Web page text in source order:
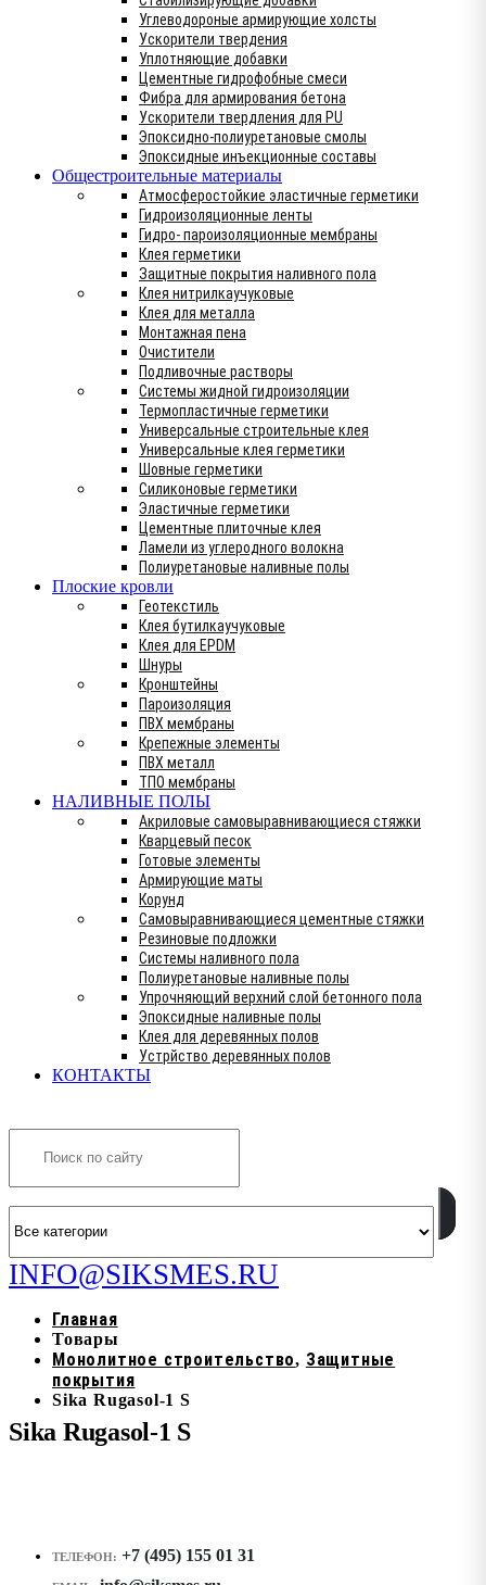
Углеводороные армирующие холсты
Ускорители твердения
Уплотняющие добавки
Цементные гидрофобные смеси
Фибра для армирования бетона
Ускорители твердления для PU
Эпоксидно-полиуретановые смолы
Эпоксидные инъекционные составы
Общестроительные материалы
Атмосферостойкие эластичные герметики
Гидроизоляционные ленты
Гидро- пароизоляционные мембраны
Клея герметики
Защитные покрытия наливного пола
Клея нитрилкаучуковые
Клея для металла
Монтажная пена
Очистители
Подливочные растворы
Системы жидной гидроизоляции
Термопластичные герметики
Универсальные строительные клея
Универсальные клея герметики
Шовные герметики
Силиконовые герметики
Эластичные герметики
Цементные плиточные клея
Ламели из углеродного волокна
Полиуретановые наливные полы
Плоские кровли
Геотекстиль
Клея бутилкаучуковые
Клея для EPDM
Шнуры
Кронштейны
Пароизоляция
ПВХ мембраны
Крепежные элементы
ПВХ металл
ТПО мембраны
НАЛИВНЫЕ ПОЛЫ
Акриловые самовыравнивающиеся стяжки
Кварцевый песок
Готовые элементы
Армирующие маты
Корунд
Самовыравнивающиеся цементные стяжки
Резиновые подложки
Системы наливного пола
Полиуретановые наливные полы
Упрочняющий верхний слой бетонного пола
Эпоксидные наливные полы
Клея для деревянных полов
Устрйство деревянных полов
КОНТАКТЫ
INFO@SIKSMES.RU
Главная
Товары
Монолитное строительство, Защитные
покрытия
Sika Rugasol-1 S
Sika Rugasol-1 S
ТЕЛЕФОН: +7 (495) 155 01 31